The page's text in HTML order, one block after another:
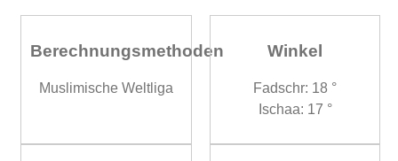
Berechnungsmethoden
Muslimische Weltliga
Winkel
Fadschr: 18 °
Ischaa: 17 °